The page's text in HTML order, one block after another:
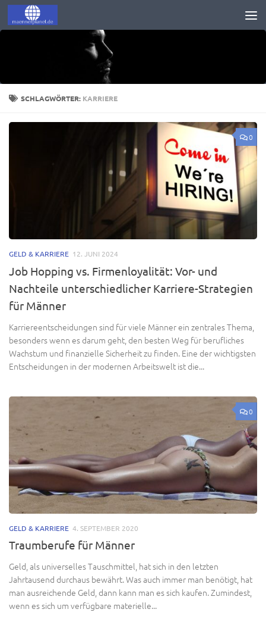
Zum Inhalt springen
SCHLAGWÖRTER: KARRIERE
0
GELD & KARRIERE 12. JUNI 2024
Job Hopping vs. Firmenloyalität: Vor- und
Nachteile unterschiedlicher Karriere-Strategien
für Männer
Karriereentscheidungen sind für viele Männer ein zentrales Thema,
besonders wenn es darum geht, den besten Weg für berufliches
Wachstum und finanzielle Sicherheit zu finden. Eine der wichtigsten
Entscheidungen in der modernen Arbeitswelt ist die...
0
GELD & KARRIERE 4. SEPTEMBER 2020
Traumberufe für Männer
Geld, als universelles Tauschmittel, hat sich in den letzten
Jahrtausend durchaus bewährt. Was auch immer man benötigt, hat
man ausreichende Geld, dann kann man es sich kaufen. Zumindest,
wenn es sich um verfügbare materielle...